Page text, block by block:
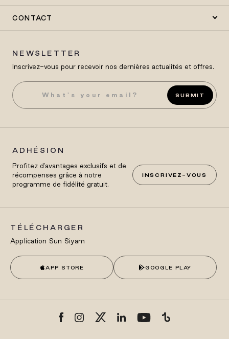
CONTACT
NEWSLETTER
Inscrivez-vous pour recevoir nos dernières actualités et offres.
SUBMIT
ADHÉSION
Profitez d'avantages exclusifs et de
récompenses grâce à notre
programme de fidélité gratuit.
INSCRIVEZ-VOUS
TÉLÉCHARGER
Application Sun Siyam
APP STORE GOOGLE PLAY